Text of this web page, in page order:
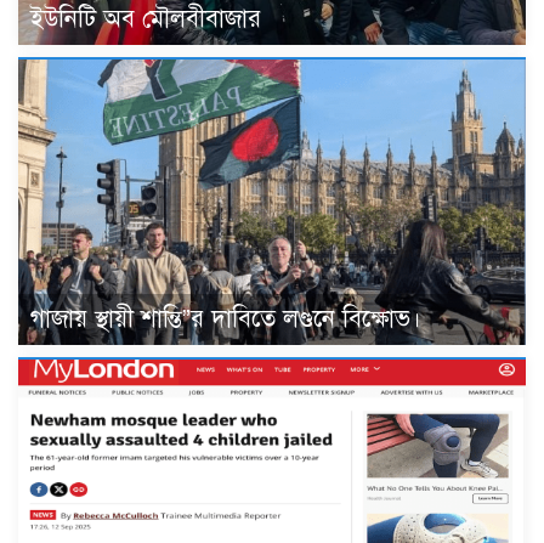
ইউনিটি অব মৌলবীবাজার
গাজায় স্থায়ী শান্তি”র দাবিতে লণ্ডনে বিক্ষোভ।